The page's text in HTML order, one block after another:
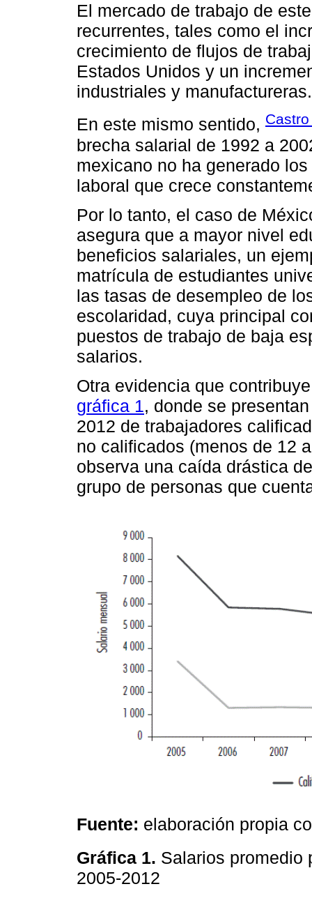
El mercado de trabajo de
recurrentes, tales como el
crecimiento de flujos de
Estados Unidos y un
industriales y manufactureras.
En este mismo sentido,
brecha salarial de 1992 a
mexicano no ha generado
laboral que crece
Por lo tanto, el caso de
asegura que a mayor nivel
beneficios salariales, un
matrícula de estudiantes
las tasas de desempleo de
escolaridad, cuya principal
puestos de trabajo de baja
salarios.
Otra evidencia que
gráfica 1, donde se
2012 de trabajadores
no calificados (menos de 12
observa una caída drástica
grupo de personas que
Fuente: elaboración propia
Gráfica 1. Salarios promedio
2005-2012